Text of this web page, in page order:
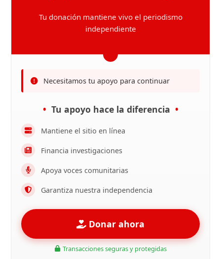
Tu donación mantiene vivo el periodismo
independiente
Necesitamos tu apoyo para continuar
Tu apoyo hace la diferencia
Mantiene el sitio en línea
Financia investigaciones
Apoya voces comunitarias
Garantiza nuestra independencia
Donar ahora
Transacciones seguras y protegidas